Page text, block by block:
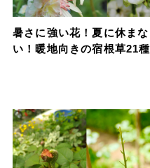
暑さに強い花！夏に休まな
い！暖地向きの宿根草21種